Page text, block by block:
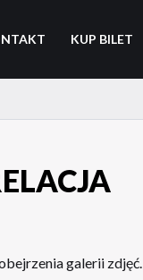
KUP BILET
galerii zdjęć.